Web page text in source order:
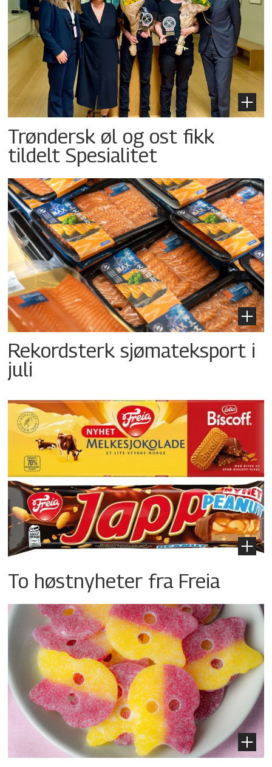
Trøndersk øl og ost fikk
tildelt Spesialitet
Rekordsterk sjømateksport i
juli
To høstnyheter fra Freia